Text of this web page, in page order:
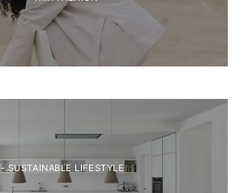
- SUSTAINABLE LIFESTYLE